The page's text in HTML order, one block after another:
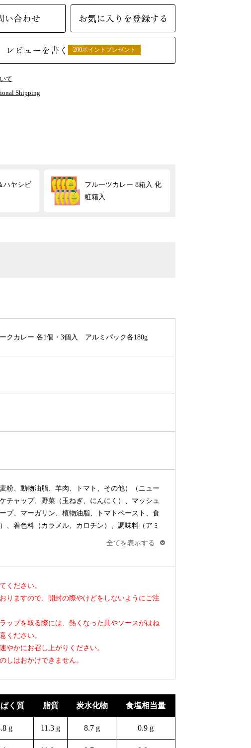
い合わせ お気に入りを登録する
レビューを書く 200ポイントプレゼント
て
Shipping
ハヤシビ
フルーツカレー 8箱入 化
粧箱入
クカレー 各1個・3個入 アルミパック各180g
粉、動物油脂、羊肉、トマト、その他）（ニュー
チャップ、野菜（玉ねぎ、にんにく）、マッシュ
プ、マーガリン、植物油脂、トマトペースト、食
、着色料（カラメル、カロチン）、調味料（アミ
酸味料、香料、（一部に小麦・牛肉・大豆・鶏
マンゴードリンク、ヨーグルト、トマトピューレ
、植物油脂、赤ワイン、カシューナッツ、香辛
加工でん粉、カゼインＮａ）、調味料（アミノ酸
分・カシューナッツ・牛肉・鶏肉を含む）
菜（玉ねぎ、にんにく、生姜）、がらスープ、マ
ヨーグルト、マンゴードリンク、トマトピューレ
一部に乳成分・カシューナッツ・鶏肉・豚肉を含
全てを表示する
ください。
りますので、開封の際やけどをしないようにご注
ップを取る際には、熱くなった具やソースがはね
ください。
やかにお召し上がりください。
しはおかけできません。
く質 脂質 炭水化物 食塩相当量
g 11.3 g 8.7 g 0.9 g